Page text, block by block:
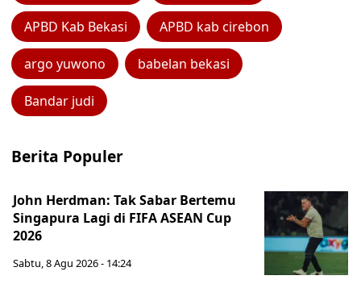
APBD Kab Bekasi APBD kab cirebon
argo yuwono babelan bekasi
Bandar judi
Berita Populer
John Herdman: Tak Sabar Bertemu
Singapura Lagi di FIFA ASEAN Cup
2026
Sabtu, 8 Agu 2026 - 14:24